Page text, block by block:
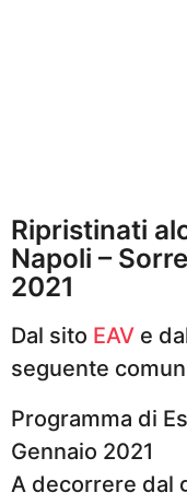
Ripristinati
Napoli –
2021
Dal sito EAV e
seguente
Programma di
Gennaio 2021
A decorrere dal